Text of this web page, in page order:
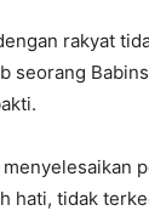
rakyat
seorang
hati, tidak